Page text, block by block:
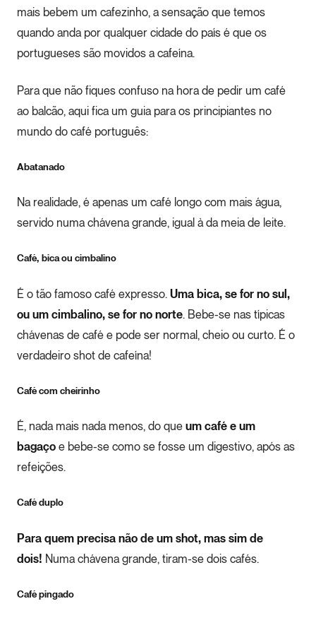
mais bebem um cafezinho, a sensação que temos
quando anda por qualquer cidade do país é que os
portugueses são movidos a cafeína.
Para que não fiques confuso na hora de pedir um café
ao balcão, aqui fica um guia para os principiantes no
mundo do café português:
Abatanado
Na realidade, é apenas um café longo com mais água,
servido numa chávena grande, igual à da meia de leite.
Café, bica ou cimbalino
É o tão famoso café expresso. Uma bica, se for no sul,
ou um cimbalino, se for no norte . Bebe-se nas típicas
chávenas de café e pode ser normal, cheio ou curto. É o
verdadeiro shot de cafeína!
Café com cheirinho
É, nada mais nada menos, do que um café e um
bagaço e bebe-se como se fosse um digestivo, após as
refeições.
Café duplo
Para quem precisa não de um shot, mas sim de
dois! Numa chávena grande, tiram-se dois cafés.
Café pingado